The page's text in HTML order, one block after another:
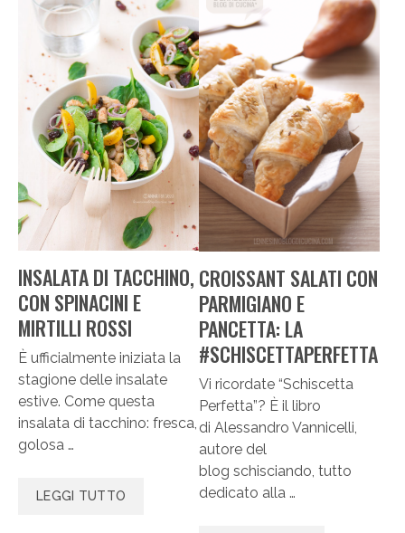
INSALATA DI TACCHINO,
CON SPINACINI E
MIRTILLI ROSSI
È ufficialmente iniziata la
stagione delle insalate
estive. Come questa
insalata di tacchino: fresca,
golosa …
LEGGI TUTTO
CROISSANT SALATI CON
PARMIGIANO E
PANCETTA: LA
#SCHISCETTAPERFETTA
Vi ricordate “Schiscetta
Perfetta”? È il libro
di Alessandro Vannicelli,
autore del
blog schisciando, tutto
dedicato alla …